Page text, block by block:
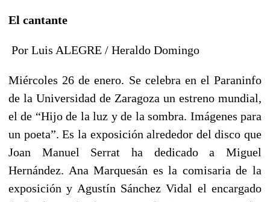
El cantante
Por Luis ALEGRE / Heraldo Domingo
Miércoles 26 de enero. Se celebra en el Paraninfo
de la Universidad de Zaragoza un estreno mundial,
el de “Hijo de la luz y de la sombra. Imágenes para
un poeta”. Es la exposición alrededor del disco que
Joan Manuel Serrat ha dedicado a Miguel
Hernández. Ana Marquesán es la comisaria de la
exposición y Agustín Sánchez Vidal el encargado